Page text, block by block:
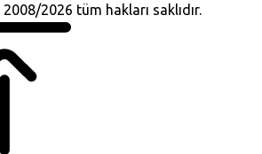
2026 tüm hakları saklıdır.